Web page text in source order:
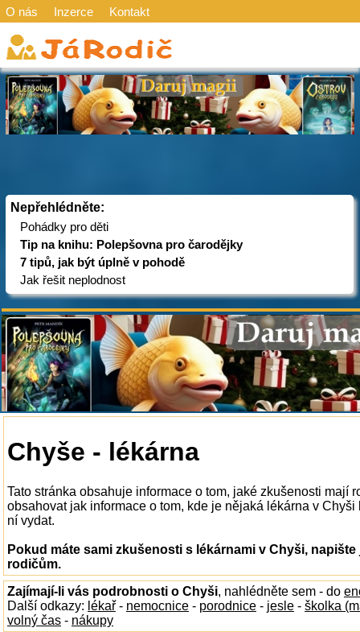
O nás Inzerce Kontakt
Nepřehlédněte:
Pohádky pro děti
Tip na knihu: Polepšovna pro čarodějky
7 tipů, jak být úplně v pohodě
Jak řešit neplodnost
Chyše - lékárna
Tato stránka obsahuje informace o tom, jaké zkušenosti mají
obsahovat jak informace o tom, kde je nějaká lékárna v
ní vydat.
Pokud máte sami zkušenosti s lékárnami v Chyši,
rodičům.
Zajímají-li vás podrobnosti o Chyši, nahlédněte sem - do
Další odkazy: lékař - nemocnice - porodnice - jesle - školka
volný čas - nákupy